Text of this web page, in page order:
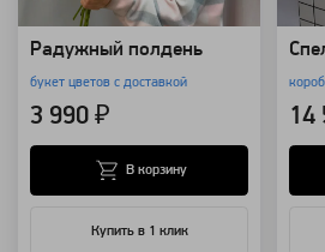
Радужный полдень
букет цветов с доставкой
3 990 ₽
Купить в 1 клик
В корзину
14